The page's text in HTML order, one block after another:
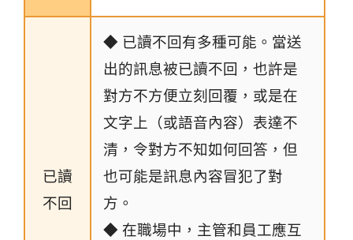
已讀
不回
◆ 已讀不回有多種可能。當送
出的訊息被已讀不回，也許是
對方不方便立刻回覆，或是在
文字上（或語音內容）表達不
清，令對方不知如何回答，但
也可能是訊息內容冒犯了對
方。
◆ 在職場中，主管和員工應互